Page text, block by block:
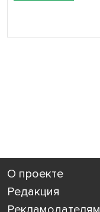
О проекте
Редакция